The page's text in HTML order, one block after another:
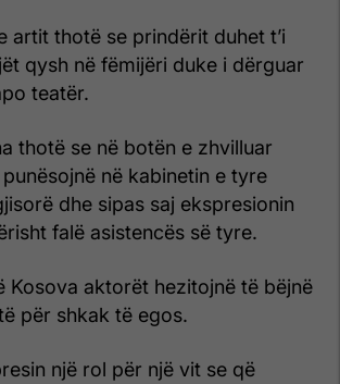
artit thotë se prindërit duhet t’i
qysh në fëmijëri duke i dërguar
teatër.
thotë se në botën e zhvilluar
në kabinetin e tyre
dhe sipas saj ekspresionin
falë asistencës së tyre.
Kosova aktorët hezitojnë të bëjnë
për shkak të egos.
një rol për një vit se që